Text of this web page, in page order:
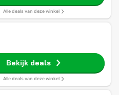
Alle deals van deze winkel
Bekijk deals
Alle deals van deze winkel